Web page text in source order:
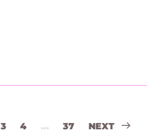
Navigation
3 4 … 37 NEXT